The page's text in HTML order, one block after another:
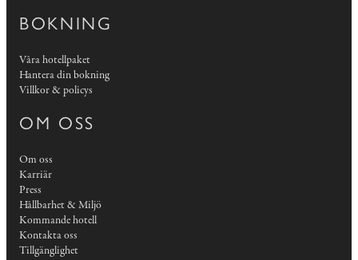
BOKNING
Våra hotellpaket
Hantera din bokning
Villkor & policys
OM OSS
Om oss
Karriär
Press
Hållbarhet & Miljö
Kommande hotell
Kontakta oss
Tillgänglighet